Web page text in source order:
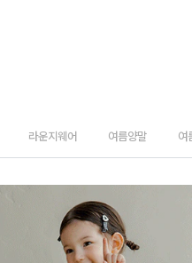
라운지웨어 여름양말 여